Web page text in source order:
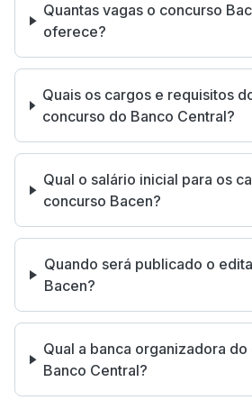
Quantas vagas o concurso
oferece?
Quais os cargos e requisitos
concurso do Banco Central?
Qual o salário inicial para os
concurso Bacen?
Quando será publicado o
Bacen?
Qual a banca organizadora do
Banco Central?